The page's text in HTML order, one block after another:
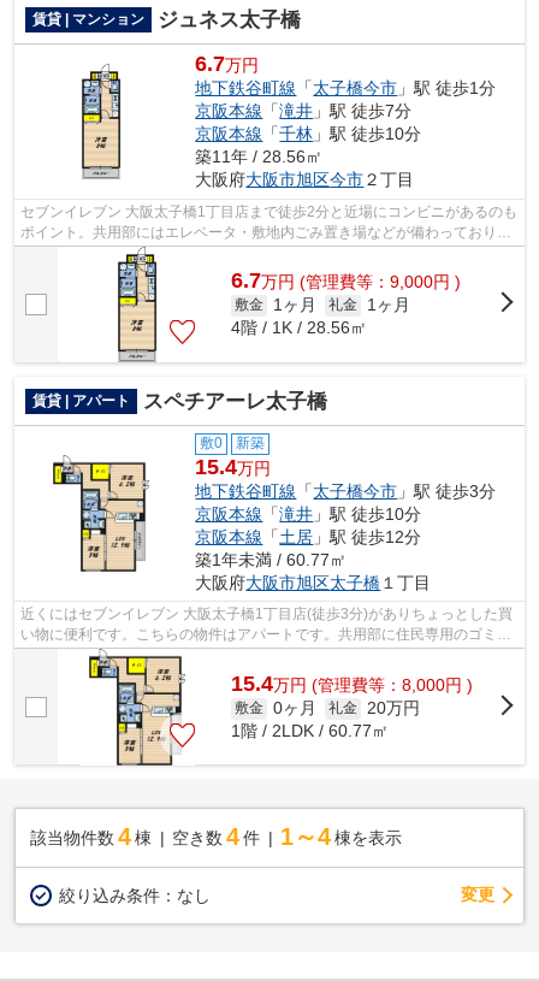
賃貸 | マンション ジュネス太子橋
6.7万円
地下鉄谷町線 「太子橋今市 」駅 徒歩1分
京阪本線 「滝井 」駅 徒歩7分
京阪本線 「千林 」駅 徒歩10分
築11年 / 28.56㎡
大阪府大阪市旭区今市２丁目
セブンイレブン 大阪太子橋1丁目店まで徒歩2分と近場にコンビニがあるのも
ポイント。共用部にはエレベータ・敷地内ごみ置き場などが備わっておりと
ても充実しています。常に新鮮な空気...
6.7万円 (管理費等：9,000円 )
敷金 1ヶ月 礼金
1ヶ月
4階 / 1K / 28.56㎡
賃貸 | アパート スペチアーレ太子橋
敷0 新築
15.4万円
地下鉄谷町線 「太子橋今市 」駅 徒歩3分
京阪本線 「滝井 」駅 徒歩10分
京阪本線 「土居 」駅 徒歩12分
築1年未満 / 60.77㎡
大阪府大阪市旭区太子橋 １丁目
近くにはセブンイレブン 大阪太子橋1丁目店(徒歩3分)がありちょっとした買
い物に便利です。こちらの物件はアパートです。共用部に住民専用のゴミ置
き場を設置しているので、面倒なゴミ...
15.4万円 (管理費等：8,000円 )
敷金 0ヶ月 礼金
20万円
1階 / 2LDK / 60.77㎡
該当物件数 4棟 空き数 4 件 1～4 棟を表示
絞り込み条件： なし 変更